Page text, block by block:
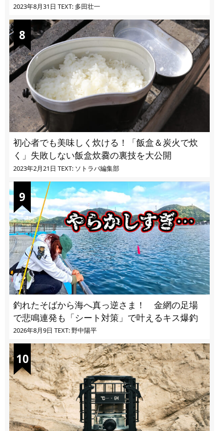
2023年8月31日 TEXT: 多田壮一
初心者でも美味しく炊ける！「飯盒＆炭火で炊
く」失敗しない飯盒炊爨の裏技を大公開
2023年2月21日 TEXT: ソトラバ編集部
釣れたそばから海へ真っ逆さま！ 金網の足場
で悲鳴連発も「シート対策」で叶えるキス爆釣
2026年8月9日 TEXT: 野中陽平